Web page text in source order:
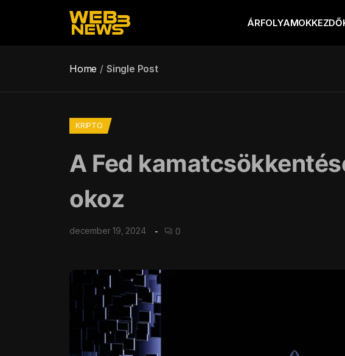
ÁRFOLYAMOK
Home Single Post
KRIPTO
A Fed
okoz
december 19, 2024 0